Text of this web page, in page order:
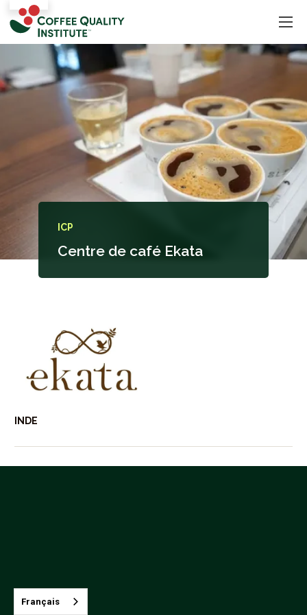
ICP
Centre de café Ekata
INDE
Français